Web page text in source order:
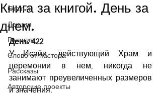
Статьи
Лекции
Религия
Слово от пастора
Рассказы
Авторские проекты
Книга за книгой. День за
днем.
День 422
У Исайи, действующий Храм и
церемонии в нем, никогда не
занимают преувеличенных размеров
и значения.